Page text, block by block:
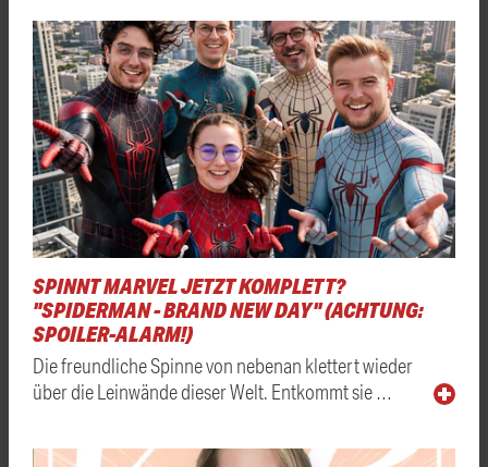
SPINNT MARVEL JETZT KOMPLETT?
"SPIDERMAN - BRAND NEW DAY" (ACHTUNG:
SPOILER-ALARM!)
Die freundliche Spinne von nebenan klettert wieder
über die Leinwände dieser Welt. Entkommt sie …